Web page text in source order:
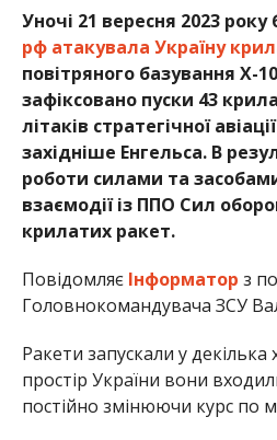
Уночі 21 вересня 2023 року
рф атакувала Україну
повітряного базування Х-
зафіксовано пуски 43
літаків стратегічної
західніше Енгельса. В
роботи силами та
взаємодії із ППО Сил
крилатих ракет.
Повідомляє Інформатор з
Головнокомандувача ЗСУ
Ракети запускали у
простір України вони
постійно змінюючи курс по